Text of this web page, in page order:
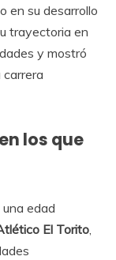
en su desarrollo
trayectoria en
y mostró
los que
edad
El Torito,